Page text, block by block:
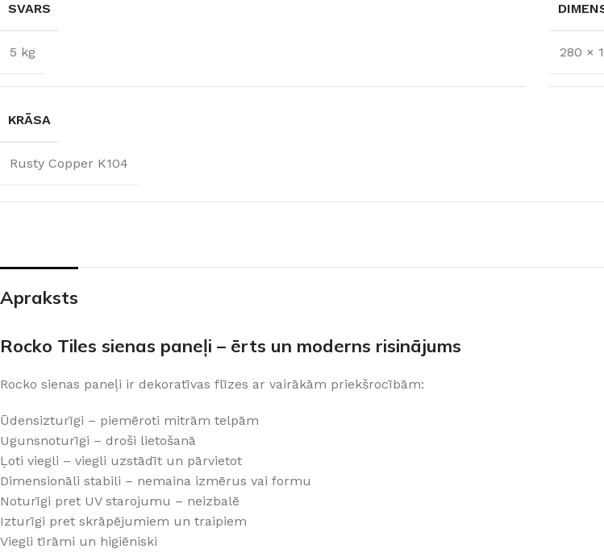
Ekoloģisks un videi draudzīgs
Sīkāk
ŠĶIDRĀS TAPETES
PREMIUM
Piedevas (lakas, spīdumi un tml.)
PALĪGINSTRUMENTI
Lāpstiņas
Rullīši
Apmetums fasādem un mitrām
Krāsas
SVARS
5 kg 280 ×
KRĀSA
Rusty Copper K104
Apraksts
Rocko Tiles sienas paneļi – ērts un moderns risinājums
Rocko sienas paneļi ir dekoratīvas flīzes ar vairākām priekšrocībām:
Ūdensizturīgi – piemēroti mitrām telpām
Ugunsnoturīgi – droši lietošanā
Ļoti viegli – viegli uzstādīt un pārvietot
Dimensionāli stabili – nemaina izmērus vai formu
Noturīgi pret UV starojumu – neizbalē
Izturīgi pret skrāpējumiem un traipiem
Viegli tīrāmi un higiēniski